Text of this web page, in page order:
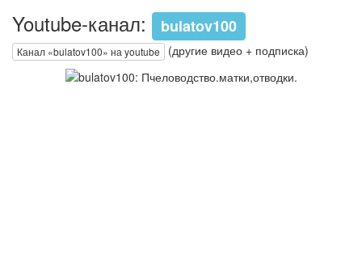
Youtube-канал: bulatov100
Канал «bulatov100» на youtube (другие видео + подписка)